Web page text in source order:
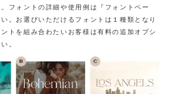
フォントの詳細や使用例は『フォントペー
。 お選びいただけるフォントは１種類となり
トを組み合わたいお客様は有料の追加オプシ
。